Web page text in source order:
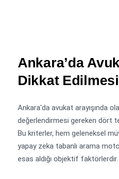
Ankara’da
Dikkat
Ankara'da avukat arayışında
değerlendirmesi gereken dört
Bu kriterler, hem geleneksel
yapay zeka tabanlı arama
esas aldığı objektif faktörlerdir.